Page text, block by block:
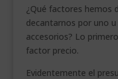
¿Qué factores hemos
decantarnos por uno
accesorios? Lo
factor precio.
Evidentemente el